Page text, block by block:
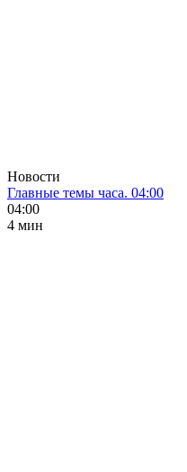
Новости
Главные темы часа. 04:00
04:00
4 мин